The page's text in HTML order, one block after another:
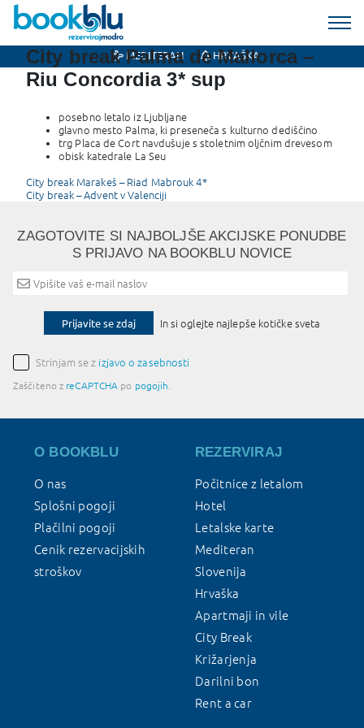
MEDITERAN HRVAŠKA
City break Palma de Mallorca –
Riu Concordia 3* sup
posebno letalo iz Ljubljane
glavno mesto Palma, ki preseneča s kulturno dediščino
trg Placa de Cort navdušuje s stoletnim oljčnim drevesom
obisk katedrale La Seu
Post
navigation
City break Marakeš – Riad Mabrouk 4*
City break – Advent v Valenciji
ZAGOTOVITE SI NAJBOLJŠE AKCIJSKE PONUDBE
S PRIJAVO NA BOOKBLU NOVICE
Prijavite se zdaj In si oglejte najlepše kotičke sveta
Strinjam se z izjavo o zasebnosti
Zaščiteno z reCAPTCHA po pogojih
O BOOKBLU
O nas
Splošni pogoji
Plačilni pogoji
Cenik rezervacijskih
stroškov
REZERVIRAJ
Počitnice z letalom
Hotel
Letalske karte
Mediteran
Slovenija
Hrvaška
Apartmaji in vile
City Break
Križarjenja
Darilni bon
Rent a car